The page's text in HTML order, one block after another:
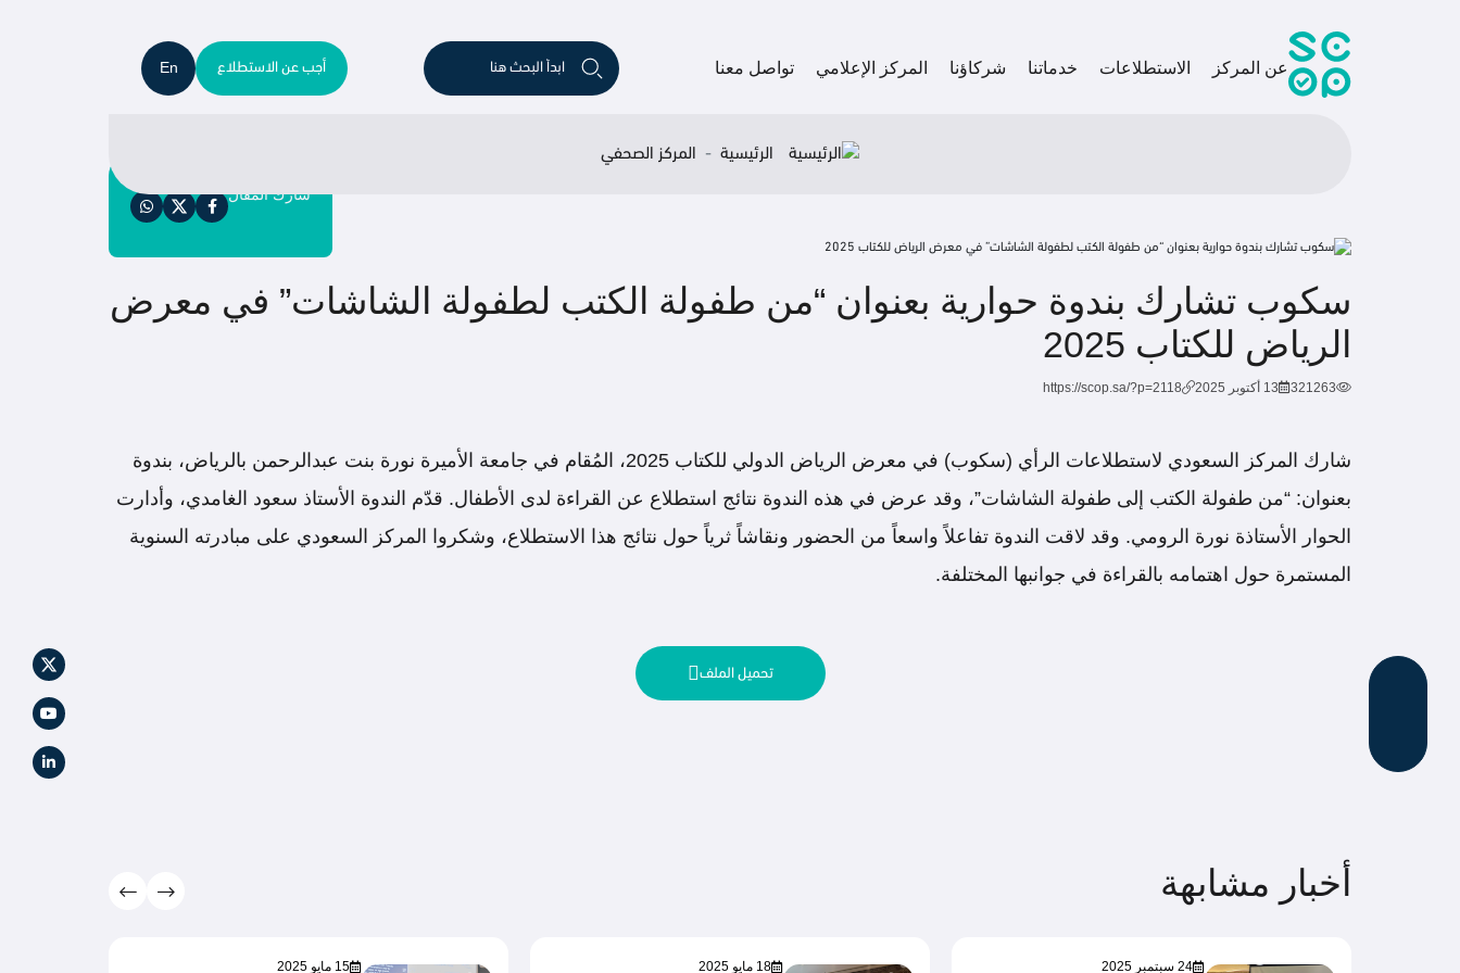
عن المركز الاستطلاعات خدماتنا شركاؤنا المركز الإعلامي تواصل معنا أجب عن الاستطلاع En
الرئيسية المركز الصحفي
شارك المقال
سكوب تشارك بندوة حوارية بعنوان “من طفولة الكتب لطفولة الشاشات” في معرض
الرياض للكتاب 2025
321263 13 أكتوبر 2025 https://scop.sa/?p=2118
شارك المركز السعودي لاستطلاعات الرأي (سكوب) في معرض الرياض الدولي للكتاب 2025، المُقام في جامعة الأميرة نورة بنت عبدالرحمن بالرياض، بندوة
بعنوان: “من طفولة الكتب إلى طفولة الشاشات”، وقد عرض في هذه الندوة نتائج استطلاع عن القراءة لدى الأطفال. قدّم الندوة الأستاذ سعود الغامدي، وأدارت
الحوار الأستاذة نورة الرومي. وقد لاقت الندوة تفاعلاً واسعاً من الحضور ونقاشاً ثرياً حول نتائج هذا الاستطلاع، وشكروا المركز السعودي على مبادرته السنوية
المستمرة حول اهتمامه بالقراءة في جوانبها المختلفة.
تحميل الملف
أخبار مشابهة
24 سبتمبر 2025 18 مايو 2025 15 مايو 2025